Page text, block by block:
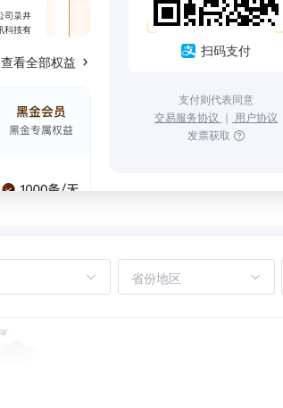
查看全部权益
扫码支付
支付则代表同意
交易服务协议 ｜ 用户协议
发票获取
省份地区